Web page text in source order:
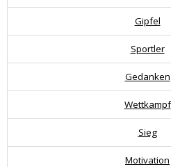
Gipfel
Sportler
Gedanken
Wettkampf
Sieg
Motivation